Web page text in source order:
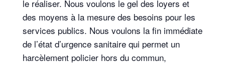
le réaliser. Nous voulons le gel des loyers et
des moyens à la mesure des besoins pour les
services publics. Nous voulons la fin immédiate
de l’état d’urgence sanitaire qui permet un
harcèlement policier hors du commun,